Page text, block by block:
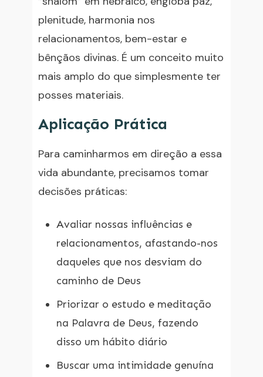
plenitude, harmonia nos
relacionamentos, bem-estar e
bênçãos divinas. É um conceito muito
mais amplo do que simplesmente ter
posses materiais.
Aplicação Prática
Para caminharmos em direção a essa
vida abundante, precisamos tomar
decisões práticas:
Avaliar nossas influências e
relacionamentos, afastando-nos
daqueles que nos desviam do
caminho de Deus
Priorizar o estudo e meditação
na Palavra de Deus, fazendo
disso um hábito diário
Buscar uma intimidade genuína